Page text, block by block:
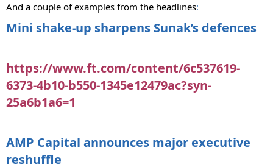
And a couple of examples from the headlines:
Mini shake-up sharpens Sunak’s defences
https://www.ft.com/content/6c537619-
6373-4b10-b550-1345e12479ac?syn-
25a6b1a6=1
AMP Capital announces major executive
reshuffle